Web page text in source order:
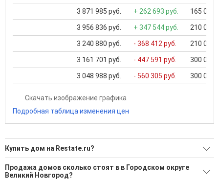
3 871 985 руб. + 262 693 руб. 165 000
3 956 836 руб. + 347 544 руб. 210 000
3 240 880 руб. - 368 412 руб. 210 000
3 161 701 руб. - 447 591 руб. 300 000
3 048 988 руб. - 560 305 руб. 300 000
Скачать изображение графика
Подробная таблица изменения цен
Купить дом на Restate.ru?
2 актуальных и проверенных объявления
Продажа домов сколько стоят в в Городском округе
Великий Новгород?